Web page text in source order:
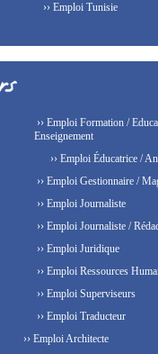
›› Emploi Tunisie
›› Emploi Formation /
Enseignement
›› Emploi Éducatrice /
›› Emploi Gestionnaire /
›› Emploi Journaliste
›› Emploi Journaliste /
›› Emploi Juridique
›› Emploi Ressources
›› Emploi Superviseurs
›› Emploi Traducteur
›› Emploi Architecte